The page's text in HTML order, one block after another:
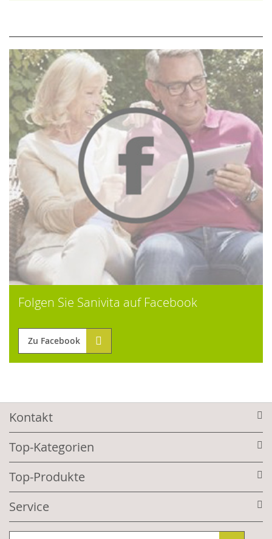
Folgen Sie Sanivita auf Facebook
Zu Facebook
Kontakt
Top-Kategorien
Top-Produkte
Service